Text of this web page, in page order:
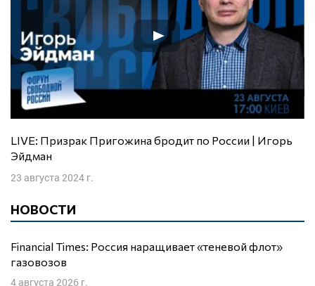
LIVE: Призрак Пригожина бродит по России | Игорь
Эйдман
23 августа 2024 г.
НОВОСТИ
Financial Times: Россия наращивает «теневой флот»
газовозов
4 августа 2026 г.